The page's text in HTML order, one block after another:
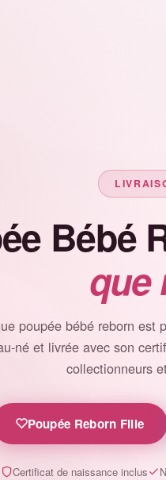
Bébé
que
poupée bébé reborn est
né et livrée avec son
collectionneurs
Poupée Reborn Fille
Certificat de naissance inclus